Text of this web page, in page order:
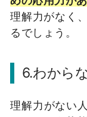
理解力がなく、
るでしょう。
6.わから
理解力がない人